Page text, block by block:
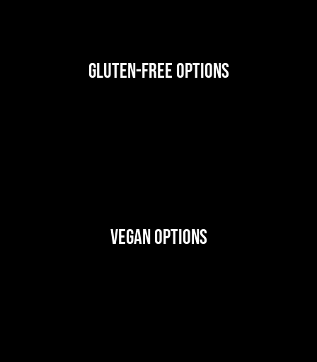
Gluten-Free Options
Vegan Options